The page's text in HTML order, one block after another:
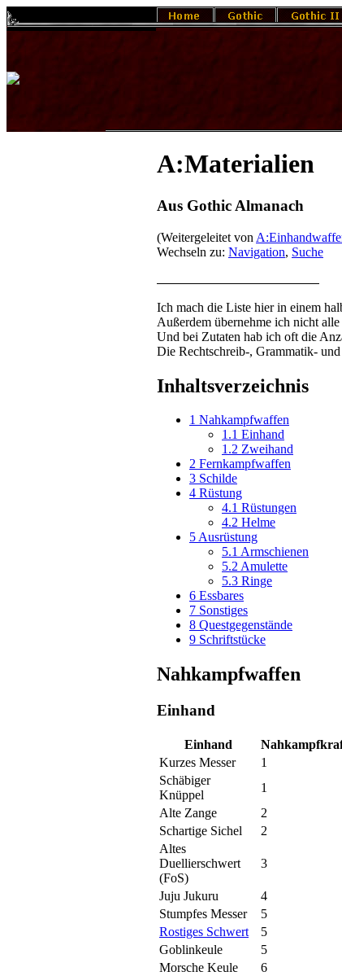
A:Materialien
Aus Gothic Almanach
(Weitergeleitet von
Wechseln zu: Navigation, Suche
Ich mach die Liste hier in einem
Außerdem übernehme ich nicht
Und bei Zutaten hab ich oft die
Die Rechtschreib-, Grammatik-
Inhaltsverzeichnis
1 Nahkampfwaffen
1.1 Einhand
1.2 Zweihand
2 Fernkampfwaffen
3 Schilde
4 Rüstung
4.1 Rüstungen
4.2 Helme
5Ausrüstung
5.1 Armschienen
5.2Amulette
5.3 Ringe
6 Essbares
7 Sonstiges
8 Questgegenstände
9 Schriftstücke
Nahkampfwaffen
Einhand
Einhand
Kurzes Messer
1
Schäbiger
Knüppel
1
Alte Zange
2
Schartige Sichel
2
Altes
Duellierschwert
(FoS)
3
Juju Jukuru 4
Stumpfes Messer
5
Rostiges Schwert
5
Goblinkeule
5
Morsche Keule
6